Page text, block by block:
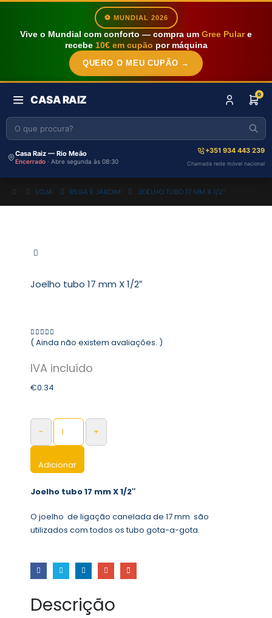
⚽ MUNDIAL 2026
Vive o Mundial com conforto — compra um Gree Pulare
recebe 10€ em cupão por máquina
QUERO O MEU CUPÃO →
CASA RAIZ 0
Casa Raiz — Rio Meão
Encerrado · Abre segunda às 08:30
+351 934 443 239
Chamada rede móvel nacional
LOJA REGA E JARDIM JOELHO TUBO 17 MM X 1/2″
Joelho tubo 17 mm X 1/2″
0 out of 5
( Ainda não existem avaliações. )
€0.34
- +
Adicionar
Joelho tubo 17 mm X 1/2″
O joelho de ligação canelada de 17 mm são
utilizados com todos os tubo gota-a-gota.
Descrição